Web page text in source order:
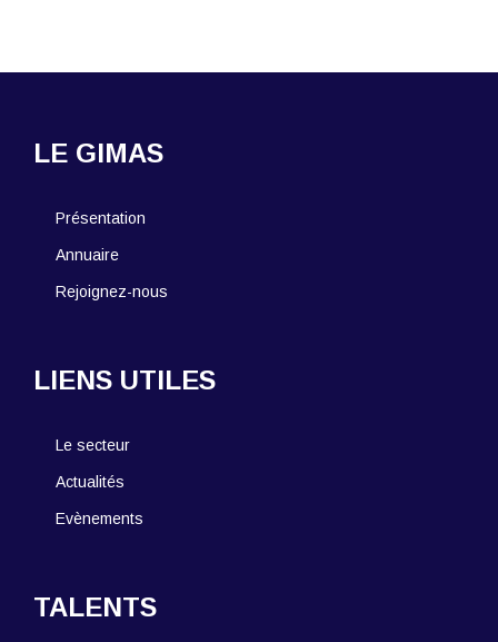
LE GIMAS
Présentation
Annuaire
Rejoignez-nous
LIENS UTILES
Le secteur
Actualités
Evènements
TALENTS